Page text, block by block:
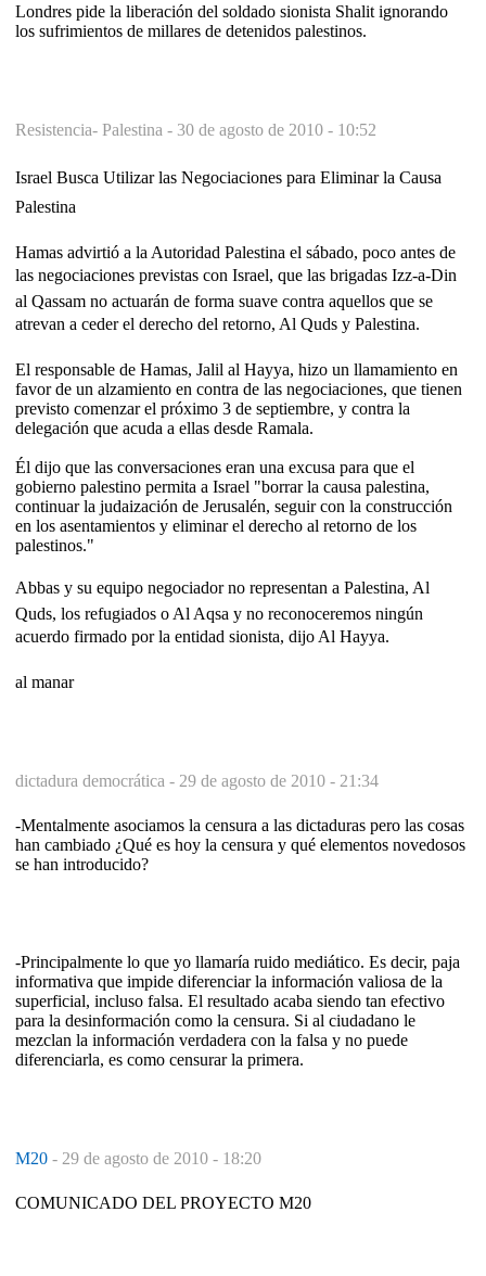
Londres pide la liberación del soldado sionista Shalit ignorando
los sufrimientos de millares de detenidos palestinos.
Resistencia- Palestina - 30 de agosto de 2010 - 10:52
Israel Busca Utilizar las Negociaciones para Eliminar la Causa
Palestina
Hamas advirtió a la Autoridad Palestina el sábado, poco antes de
las negociaciones previstas con Israel, que las brigadas Izz-a-Din
al Qassam no actuarán de forma suave contra aquellos que se
atrevan a ceder el derecho del retorno, Al Quds y Palestina.
El responsable de Hamas, Jalil al Hayya, hizo un llamamiento en
favor de un alzamiento en contra de las negociaciones, que tienen
previsto comenzar el próximo 3 de septiembre, y contra la
delegación que acuda a ellas desde Ramala.
Él dijo que las conversaciones eran una excusa para que el
gobierno palestino permita a Israel "borrar la causa palestina,
continuar la judaización de Jerusalén, seguir con la construcción
en los asentamientos y eliminar el derecho al retorno de los
palestinos."
Abbas y su equipo negociador no representan a Palestina, Al
Quds, los refugiados o Al Aqsa y no reconoceremos ningún
acuerdo firmado por la entidad sionista, dijo Al Hayya.
al manar
dictadura democrática - 29 de agosto de 2010 - 21:34
-Mentalmente asociamos la censura a las dictaduras pero las cosas
han cambiado ¿Qué es hoy la censura y qué elementos novedosos
se han introducido?
-Principalmente lo que yo llamaría ruido mediático. Es decir, paja
informativa que impide diferenciar la información valiosa de la
superficial, incluso falsa. El resultado acaba siendo tan efectivo
para la desinformación como la censura. Si al ciudadano le
mezclan la información verdadera con la falsa y no puede
diferenciarla, es como censurar la primera.
M20 - 29 de agosto de 2010 - 18:20
COMUNICADO DEL PROYECTO M20